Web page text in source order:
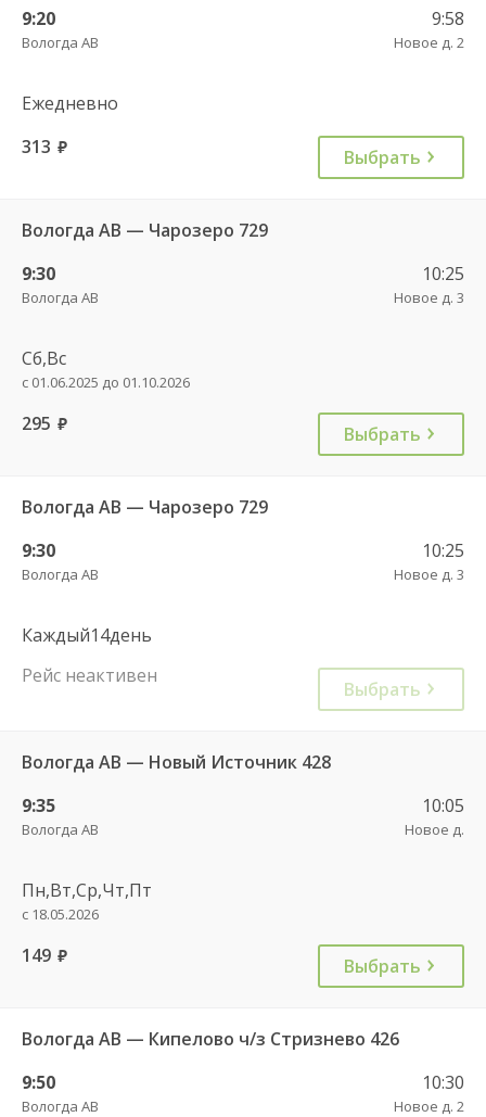
9:20
Вологда АВ
9:58
Новое д. 2
Ежедневно
313 руб. Выбрать
Вологда АВ — Чарозеро 729
9:30
Вологда АВ
10:25
Новое д. 3
Сб,Вс
с 01.06.2025 до 01.10.2026
295 руб. Выбрать
Вологда АВ — Чарозеро 729
9:30
Вологда АВ
10:25
Новое д. 3
Каждый14день
Рейс неактивен
Выбрать
Вологда АВ — Новый Источник 428
9:35
Вологда АВ
10:05
Новое д.
Пн,Вт,Ср,Чт,Пт
с 18.05.2026
149 руб. Выбрать
Вологда АВ — Кипелово ч/з Стризнево 426
9:50
Вологда АВ
10:30
Новое д. 2